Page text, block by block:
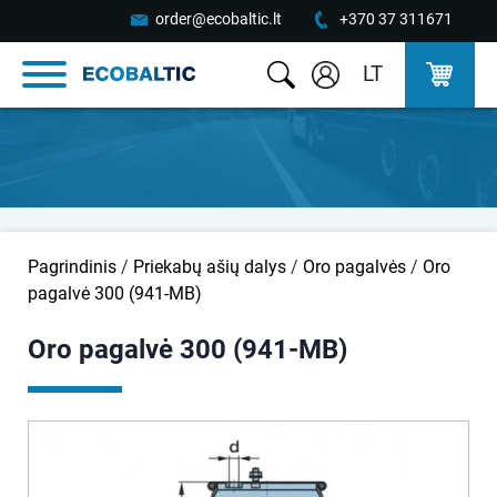
order@ecobaltic.lt +370 37 311671
LT
Pagrindinis / Priekabų ašių dalys / Oro pagalvės / Oro
pagalvė 300 (941-MB)
Oro pagalvė 300 (941-MB)